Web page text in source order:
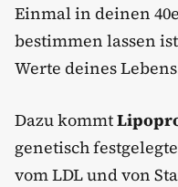
Einmal in deinen
bestimmen lassen
Werte deines
Dazu kommt
genetisch
vom LDL und von